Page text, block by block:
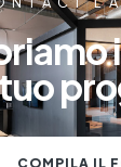
COMPILA IL